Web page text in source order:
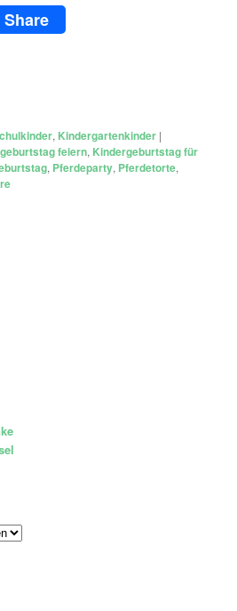
Share
, Kindergartenkinder |
feiern, Kindergeburtstag für
, Pferdeparty, Pferdetorte,